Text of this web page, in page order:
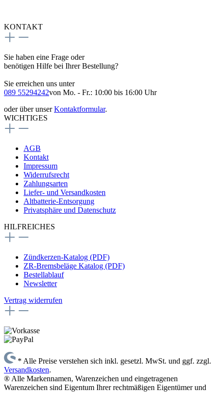
KONTAKT
Sie haben eine Frage oder
benötigen Hilfe bei Ihrer Bestellung?
Sie erreichen uns unter
089 55294242von Mo. - Fr.: 10:00 bis 16:00 Uhr
oder über unserKontaktformular.
WICHTIGES
AGB
Kontakt
Impressum
Widerrufsrecht
Zahlungsarten
Liefer- und Versandkosten
Altbatterie-Entsorgung
Privatsphäre und Datenschutz
HILFREICHES
Zündkerzen-Katalog (PDF)
ZR-Bremsbeläge Katalog (PDF)
Bestellablauf
Newsletter
Vertrag widerrufen
* Alle Preise verstehen sich inkl. gesetzl. MwSt. und ggf. zzgl.
Versandkosten.
® Alle Markennamen, Warenzeichen und eingetragenen
Warenzeichen sind Eigentum Ihrer rechtmäßigen Eigentümer und